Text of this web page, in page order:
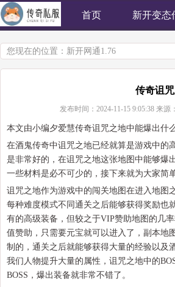
首页 新开变态
您现在的位置： 新开网通1.76
传奇诅
发布时间： 2024-11-15 9:05:38 来源：
本文由小编夕爱慧传奇诅咒之地中能爆出什
在酒鬼传奇中诅咒之地已经就算是游戏中的
是非常好的，在诅咒之地这张地图中能够爆
一些材料是必不可少的，接下来就为大家简
诅咒之地作为游戏中的闯关地图在进入地图
每种难度模式不同通关之后能够获得奖励也
有的高级装备，但较之于VIP赞助地图的几
值赞助，只需要元宝就可以进入了，副本地
制的，通关之后就能够获得大量的经验以及
我们人物提升大量的属性，诅咒之地中的
BOSS，爆出装备就非常不错了。